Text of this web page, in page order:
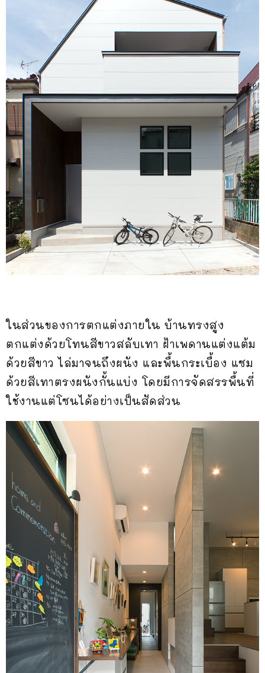
ในส่วนของการตกแต่งภายใน บ้านทรงสูง
ตกแต่งด้วยโทนสีขาวสลับเทา ฝ้าเพดานแต่งแต้ม
ด้วยสีขาว ไล่มาจนถึงผนัง และพื้นกระเบื้อง แซม
ด้วยสีเทาตรงผนังกั้นแบ่ง โดยมีการจัดสรรพื้นที่
ใช้งานแต่โซนได้อย่างเป็นสัดส่วน